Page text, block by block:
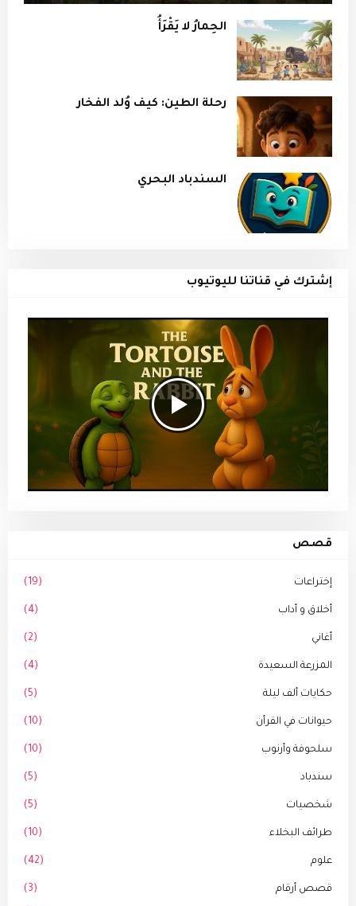
الحِمارُ لا يَقْرَأُ
رحلة الطين: كيف وُلد الفخار
السندباد البحري
إشترك في قناتنا لليوتيوب
قصص
إختراعات (19)
أخلاق و أداب (4)
أغاني (2)
المزرعة السعيدة (4)
حكايات ألف ليلة (5)
حيوانات في القرأن (10)
سلحوفة وأرنوب (10)
سندباد (5)
شخصيات (5)
طرائف البخلاء (10)
علوم (42)
قصص أرقام (3)